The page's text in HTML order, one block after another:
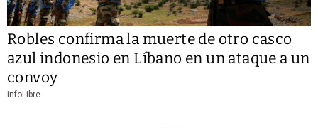
Robles confirma la muerte de otro casco
azul indonesio en Líbano en un ataque a un
convoy
infoLibre